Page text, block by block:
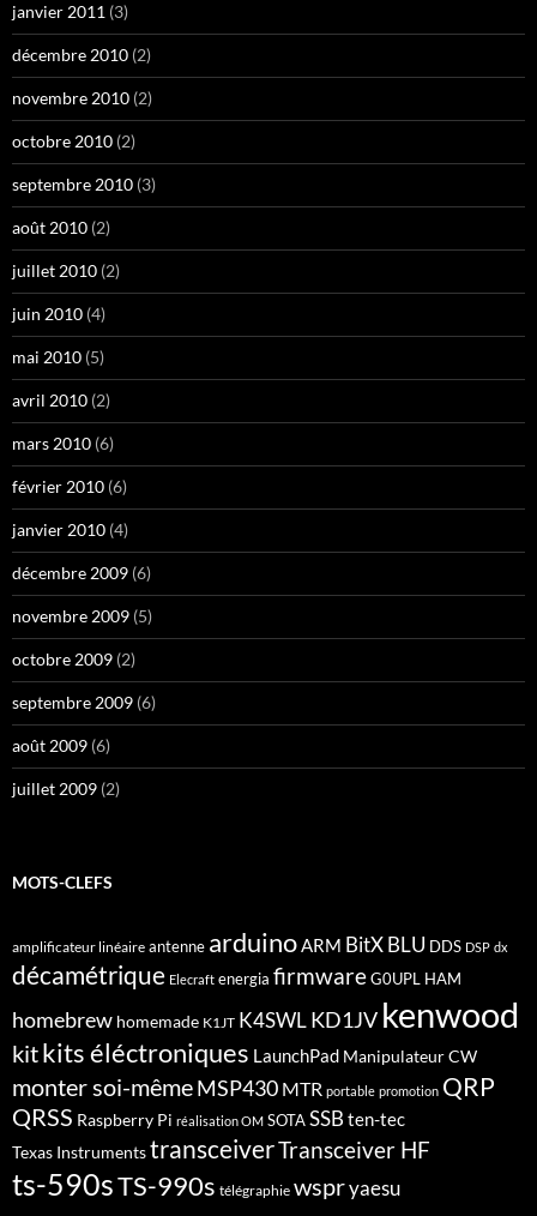
janvier 2011 (3)
décembre 2010 (2)
novembre 2010 (2)
octobre 2010 (2)
septembre 2010 (3)
août 2010 (2)
juillet 2010 (2)
juin 2010 (4)
mai 2010 (5)
avril 2010 (2)
mars 2010 (6)
février 2010 (6)
janvier 2010 (4)
décembre 2009 (6)
novembre 2009 (5)
octobre 2009 (2)
septembre 2009 (6)
août 2009 (6)
juillet 2009 (2)
MOTS-CLEFS
amplificateur linéaire antenne arduinoARM BitX BLU DDS DSP dx
décamétrique Elecraft energia firmwareG0UPL HAM
homebrew homemade K1JT K4SWL KD1JV kenwood
kitkits éléctroniques LaunchPad Manipulateur CW
monter soi-mêmeMSP430 MTR portable promotion QRP
QRSS Raspberry Pi réalisation OM SOTASSB ten-tec
Texas InstrumentstransceiverTransceiver HF
ts-590sTS-990s télégraphie wspryaesu